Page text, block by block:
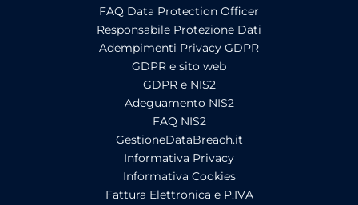
FAQ Data Protection Officer
Responsabile Protezione Dati
Adempimenti Privacy GDPR
GDPR e sito web
GDPR e NIS2
Adeguamento NIS2
FAQ NIS2
GestioneDataBreach.it
Informativa Privacy
Informativa Cookies
Fattura Elettronica e P.IVA